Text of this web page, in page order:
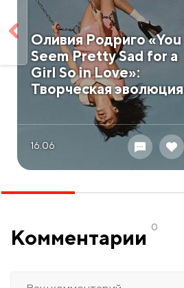
​Оливия Родриго «You
Seem Pretty Sad for a
Girl So in Love»:
Творческая эволюция
16.06
Комментарии 0